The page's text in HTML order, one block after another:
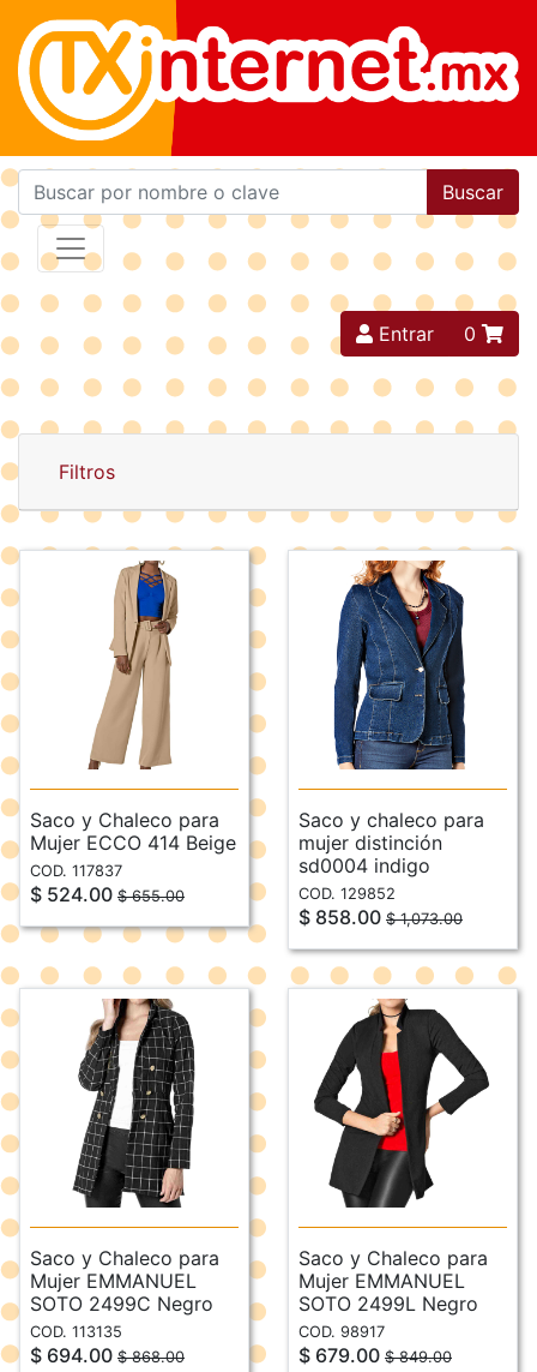
Buscar
Entrar 0
Filtros
Saco y Chaleco para
Mujer ECCO 414 Beige
COD. 117837
$ 524.00 $ 655.00
Saco y chaleco para
mujer distinción
sd0004 indigo
COD. 129852
$ 858.00 $ 1,073.00
Saco y Chaleco para
Mujer EMMANUEL
SOTO 2499C Negro
COD. 113135
$ 694.00 $ 868.00
Saco y Chaleco para
Mujer EMMANUEL
SOTO 2499L Negro
COD. 98917
$ 679.00 $ 849.00